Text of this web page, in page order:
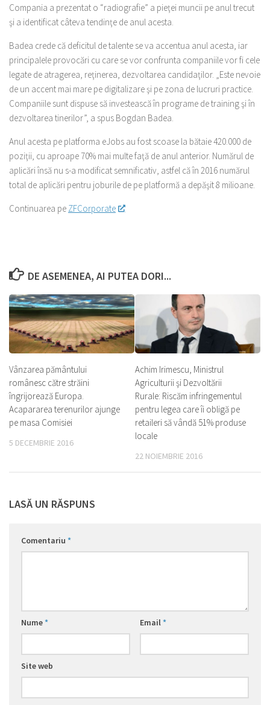
Compania a prezentat o “radiografie” a pieţei muncii pe anul trecut
şi a identificat câteva tendinţe de anul acesta.
Badea crede că deficitul de talente se va accentua anul acesta, iar
principalele provocări cu care se vor confrunta companiile vor fi cele
legate de atragerea, reţinerea, dezvoltarea candidaţilor. „Este nevoie
de un accent mai mare pe digitalizare şi pe zona de lucruri practice.
Companiile sunt dispuse să investească în programe de training şi în
dezvoltarea tinerilor”, a spus Bogdan Badea.
Anul acesta pe platforma eJobs au fost scoase la bătaie 420.000 de
poziţii, cu aproape 70% mai multe faţă de anul anterior. Numărul de
aplicări însă nu s-a modificat semnificativ, astfel că în 2016 numărul
total de aplicări pentru joburile de pe platformă a depăşit 8 milioane.
Continuarea pe ZFCorporate
DE ASEMENEA, AI PUTEA DORI...
Vânzarea pământului
românesc către străini
îngrijorează Europa.
Acapararea terenurilor ajunge
pe masa Comisiei
5 DECEMBRIE 2016
Achim Irimescu, Ministrul
Agriculturii şi Dezvoltării
Rurale: Riscăm infringementul
pentru legea care îi obligă pe
retaileri să vândă 51% produse
locale
22 NOIEMBRIE 2016
LASĂ UN RĂSPUNS
Comentariu *
Nume* Email*
Site web